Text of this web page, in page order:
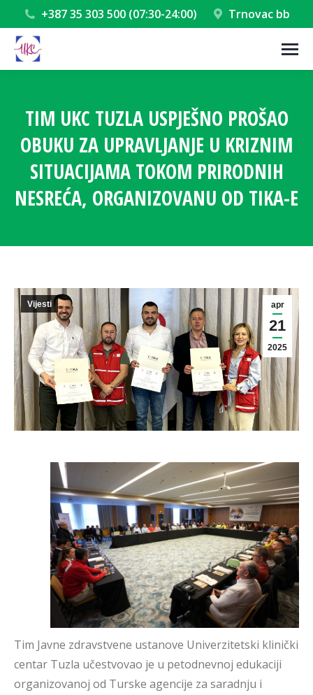
+387 35 303 500 (07:30-24:00) Trnovac bb
TIM UKC TUZLA USPJEŠNO PROŠAO
OBUKU ZA UPRAVLJANJE U KRIZNIM
SITUACIJAMA TOKOM PRIRODNIH
NESREĆA, ORGANIZOVANU OD TIKA-E
apr
21
2025
Vijesti
Tim Javne zdravstvene ustanove Univerzitetski klinički
centar Tuzla učestvovao je u petodnevnoj edukaciji
organizovanoj od Turske agencije za saradnju i